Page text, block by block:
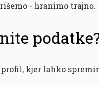
- hranimo trajno.
kjer lahko